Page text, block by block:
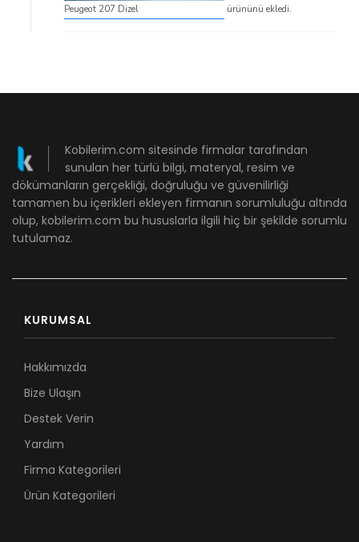
Peugeot 207 Dizel ürününü ekledi.
Kobilerim.com sitesinde firmalar tarafından
sunulan her türlü bilgi, materyal, resim ve
dökümanların gerçekliği, doğruluğu ve güvenilirliği
tamamen bu içerikleri ekleyen firmanın sorumluluğu altında
olup, kobilerim.com bu hususlarla ilgili hiç bir şekilde sorumlu
tutulamaz.
KURUMSAL
Hakkımızda
Bize Ulaşın
Destek Verin
Yardım
Firma Kategorileri
Ürün Kategorileri